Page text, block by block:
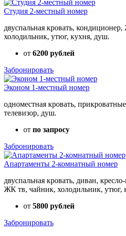
Студия 2-местный номер
двуспальная кровать,
холодильник, утюг, кухня, душ.
от 6200 рублей
Забронировать
Эконом 1-местный номер
одноместная кровать,
телевизор, душ.
от по запросу
Забронировать
Апартаменты 2-комнатный номер
двуспальная кровать, диван,
ЖК тв, чайник, холодильник, утюг,
от 5800 рублей
Забронировать